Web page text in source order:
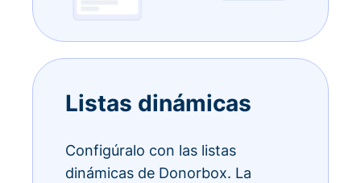
Listas dinámicas
Configúralo con las listas
dinámicas de Donorbox. La